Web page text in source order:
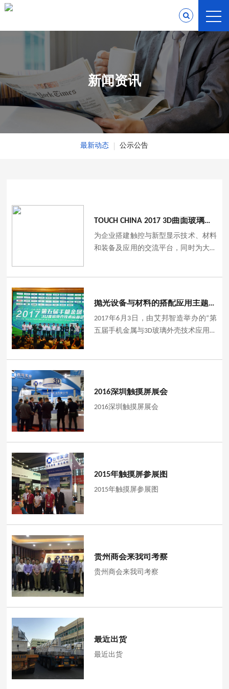
新闻资讯
最新动态 公示公告
TOUCH CHINA 2017 3D曲面玻璃展如期圆满举行
为企业搭建触控与新型显示技术、材料
和装备及应用的交流平台，同时为大力
备协会、广东省触控及应用
抛光设备与材料的搭配应用主题分享
2017年6月3日，由艾邦智造举办的“第
五届手机金属与3D玻璃外壳技术应用论
《抛光设备与材料的搭配应用》主题报
告，获得了阵阵掌声和一致认可。
2016深圳触摸屏展会
2016深圳触摸屏展会
2015年触摸屏参展图
2015年触摸屏参展图
贵州商会来我司考察
贵州商会来我司考察
最近出货
最近出货